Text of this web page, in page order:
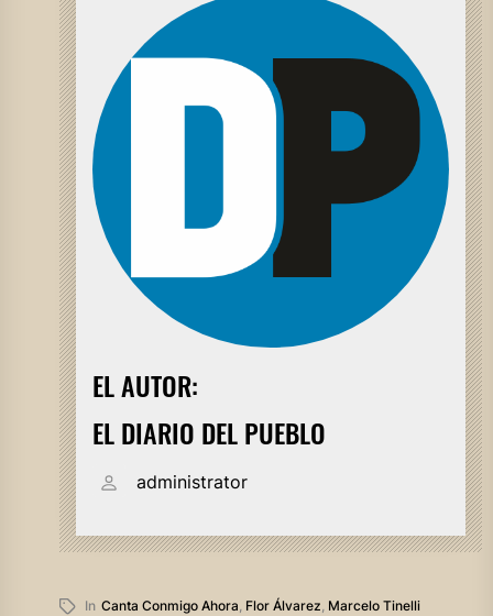
EL AUTOR:
EL DIARIO DEL PUEBLO
administrator
In Canta Conmigo Ahora, Flor Álvarez, Marcelo Tinelli